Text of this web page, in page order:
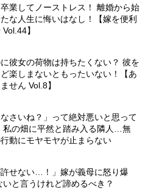
業してノーストレス！ 離婚から始
な人生に悔いはなし！【嫁を便利
】
彼女の荷物は持ちたくない？ 彼を
楽しまないともったいない！【あ
せん Vol.8】
なさいね？」って絶対悪いと思って
の畑に平然と踏み入る隣人…無
動にモヤモヤが止まらない
許せない…！」嫁が義母に怒り爆
と言うけれど諦めるべき？